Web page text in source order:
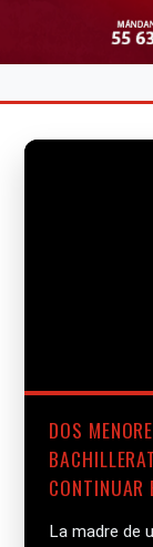
DOS
CONTINUAR
La madre de